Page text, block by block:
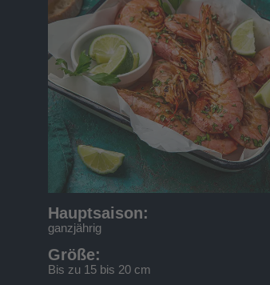
Hauptsaison:
ganzjährig
Größe:
Bis zu 15 bis 20 cm